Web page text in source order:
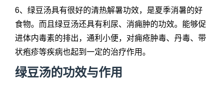
6、绿豆汤具有很好的清热解暑功效，是夏季消暑的好
食物。而且绿豆汤还具有利尿、消痈肿的功效。能够促
进体内毒素的排出，通利小便，对痈疮肿毒、丹毒、带
状疱疹等疾病也起到一定的治疗作用。
绿豆汤的功效与作用